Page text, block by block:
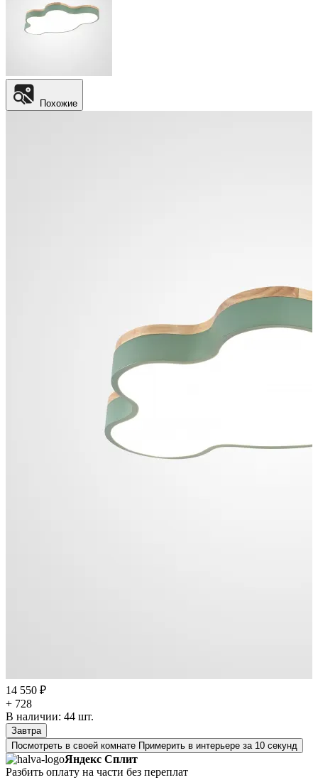
Похожие
14 550 ₽
+ 728
В наличии: 44 шт.
Завтра
Посмотреть в своей комнате Примерить в интерьере за 10 секунд
Яндекс Сплит
Разбить оплату на части без переплат